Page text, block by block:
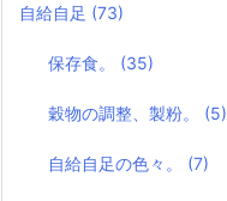
自給自足 (73)
保存食。 (35)
穀物の調整、製粉。 (5)
自給自足の色々。 (7)